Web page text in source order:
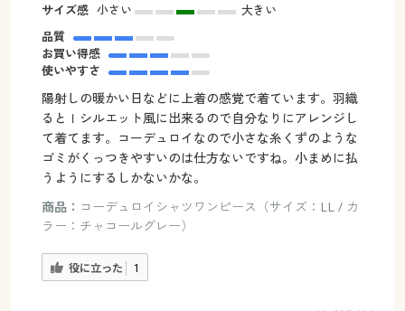
サイズ感 小さい
大きい
品質
お買い得感
使いやすさ
陽射しの暖かい日などに上着の感覚で着ています。羽織
るとＩシルエット風に出来るので自分なりにアレンジし
て着てます。コーデュロイなので小さな糸くずのような
ゴミがくっつきやすいのは仕方ないですね。小まめに払
うようにするしかないかな。
商品： コーデュロイシャツワンピース（サイズ：LL / カ
ラー：チャコールグレー）
役に立った 1